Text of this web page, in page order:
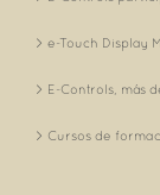
e-Touch Display
E-Controls, más
Cursos de